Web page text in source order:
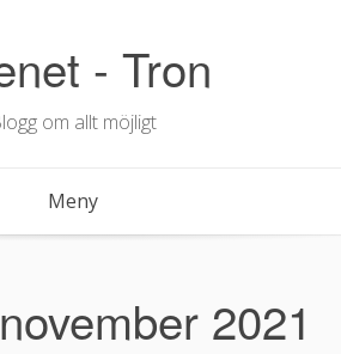
- Tron
om allt möjligt
Meny
november 2021